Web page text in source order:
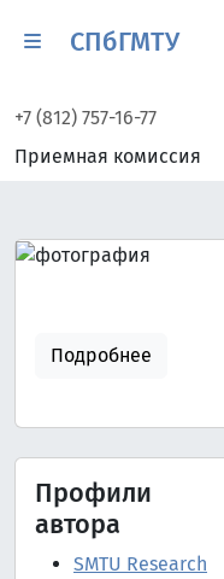
СПбГМТУ
+7 (812) 757-16-77
Приемная комиссия
Подробнее
Профили
автора
SMTU Research